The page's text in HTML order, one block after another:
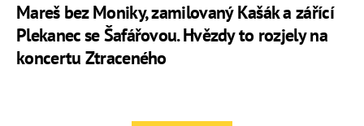
Mareš bez Moniky, zamilovaný Kašák a zářící
Plekanec se Šafářovou. Hvězdy to rozjely na
koncertu Ztraceného